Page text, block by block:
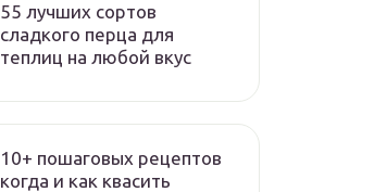
55 лучших сортов
сладкого перца для
теплиц на любой вкус
10+ пошаговых рецептов
когда и как квасить